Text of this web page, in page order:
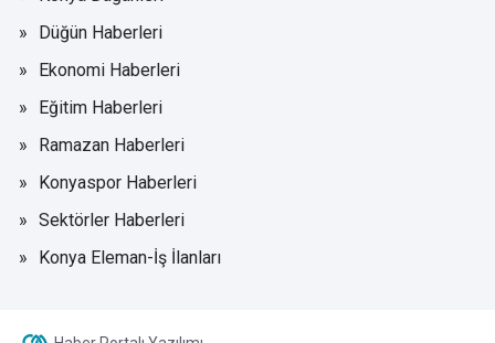
Düğün Haberleri
Ekonomi Haberleri
Eğitim Haberleri
Ramazan Haberleri
Konyaspor Haberleri
Sektörler Haberleri
Konya Eleman-İş İlanları